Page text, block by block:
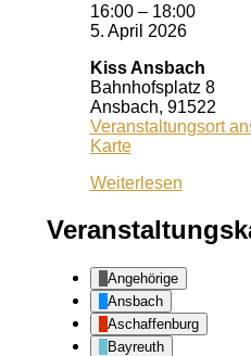
16:00 – 18:00
5. April 2026
Kiss Ansbach
Bahnhofsplatz 8
Ansbach, 91522
Veranstaltungsort
KarteKiss
Weiterlesen
Angehörige
Ansbach
Aschaffenburg
Bayreuth